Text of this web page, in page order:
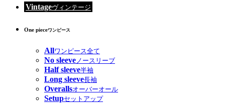
Vintageヴィンテージ
One pieceワンピース
Allワンピース全て
No sleeve ノースリーブ
Half sleeve半袖
Long sleeve長袖
Overallsオーバーオール
Setupセットアップ